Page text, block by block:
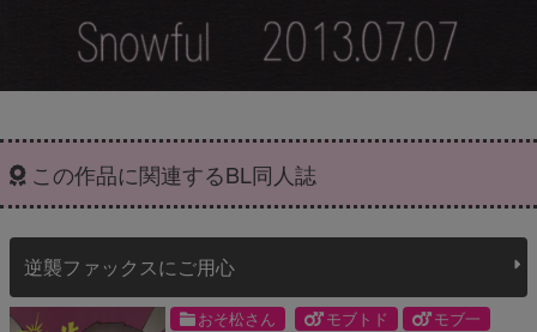
この作品に関連するBL同人誌
逆襲ファックスにご用心
おそ松さん モブトド
モブ一